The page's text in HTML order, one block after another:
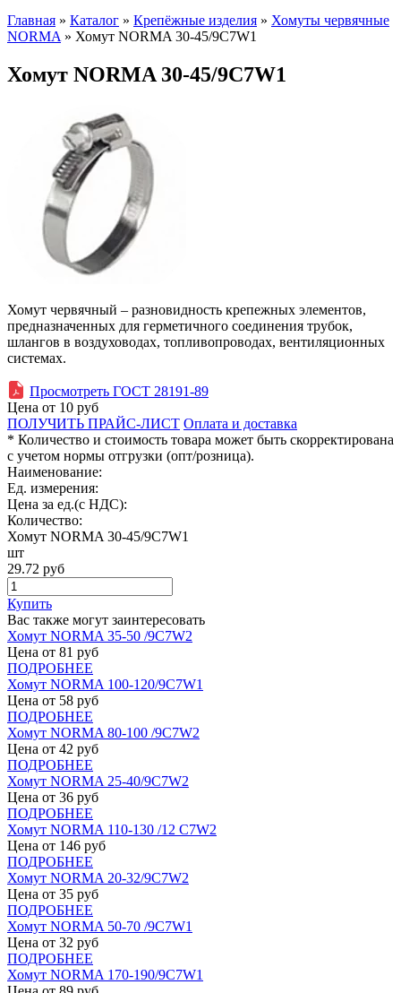
Главная » Каталог » Крепёжные изделия » Хомуты червячные
NORMA » Хомут NORMA 30-45/9С7W1
Хомут NORMA 30-45/9С7W1
Хомут червячный – разновидность крепежных элементов,
предназначенных для герметичного соединения трубок,
шлангов в воздуховодах, топливопроводах, вентиляционных
системах.
Просмотреть ГОСТ 28191-89
Цена от 10 руб
ПОЛУЧИТЬ ПРАЙС-ЛИСТ Оплата и доставка
* Количество и стоимость товара может быть скорректирована
с учетом нормы отгрузки (опт/розница).
Наименование:
Ед. измерения:
Цена за ед.(с НДС):
Количество:
Хомут NORMA 30-45/9С7W1
шт
29.72 руб
Купить
Вас также могут заинтересовать
Хомут NORMA 35-50 /9С7W2
Цена от 81 руб
ПОДРОБНЕЕ
Хомут NORMA 100-120/9С7W1
Цена от 58 руб
ПОДРОБНЕЕ
Хомут NORMA 80-100 /9С7W2
Цена от 42 руб
ПОДРОБНЕЕ
Хомут NORMA 25-40/9С7W2
Цена от 36 руб
ПОДРОБНЕЕ
Хомут NORMA 110-130 /12 С7W2
Цена от 146 руб
ПОДРОБНЕЕ
Хомут NORMA 20-32/9С7W2
Цена от 35 руб
ПОДРОБНЕЕ
Хомут NORMA 50-70 /9С7W1
Цена от 32 руб
ПОДРОБНЕЕ
Хомут NORMA 170-190/9С7W1